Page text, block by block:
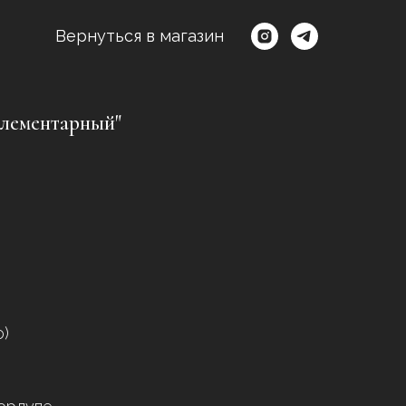
Вернуться в магазин